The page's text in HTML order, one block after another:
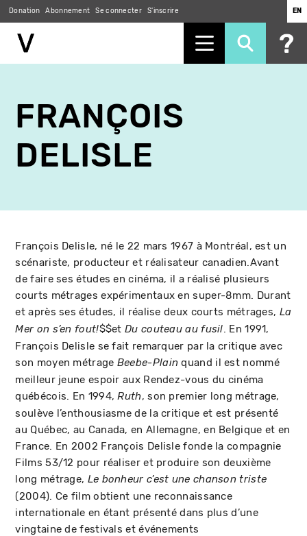
contenu
principal
Donation Abonnement Se connecter S'inscrire EN
FRANÇOIS
DELISLE
François Delisle, né le 22 mars 1967 à Montréal, est un
scénariste, producteur et réalisateur canadien.Avant
de faire ses études en cinéma, il a réalisé plusieurs
courts métrages expérimentaux en super-8mm. Durant
et après ses études, il réalise deux courts métrages, La
Mer on s’en fout!$$etDu couteau au fusil. En 1991,
François Delisle se fait remarquer par la critique avec
son moyen métrage Beebe-Plain quand il est nommé
meilleur jeune espoir aux Rendez-vous du cinéma
québécois. En 1994,Ruth, son premier long métrage,
soulève l’enthousiasme de la critique et est présenté
au Québec, au Canada, en Allemagne, en Belgique et en
France. En 2002 François Delisle fonde la compagnie
Films 53/12 pour réaliser et produire son deuxième
long métrage, Le bonheur c’est une chanson triste
(2004). Ce film obtient une reconnaissance
internationale en étant présenté dans plus d’une
vingtaine de festivals et événements